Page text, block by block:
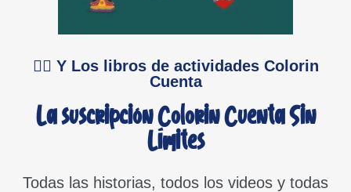
👉🏻 Y Los libros de actividades Colorin
Cuenta
La suscripción Colorin Cuenta Sin
Límites
Todas las historias, todos los videos y todas